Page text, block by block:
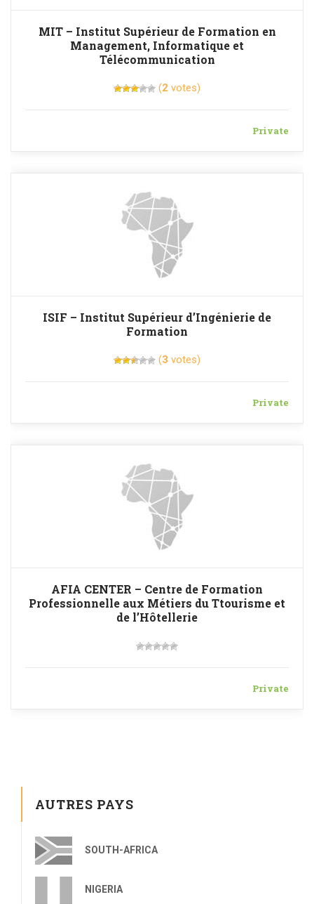
MIT – Institut Supérieur de Formation en
Management, Informatique et
Télécommunication
(2 votes)
Private
ISIF – Institut Supérieur d’Ingénierie de
Formation
(3 votes)
Private
AFIA CENTER – Centre de Formation
Professionnelle aux Métiers du Ttourisme et
de l’Hôtellerie
Private
AUTRES PAYS
SOUTH-AFRICA
NIGERIA